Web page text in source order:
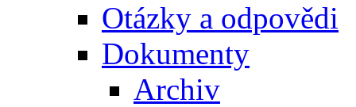
Otázky a odpovědi
Dokumenty
Archiv